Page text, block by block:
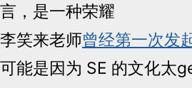
言，是一种荣耀
李笑来老师曾经第一次发
可能是因为 SE 的文化太